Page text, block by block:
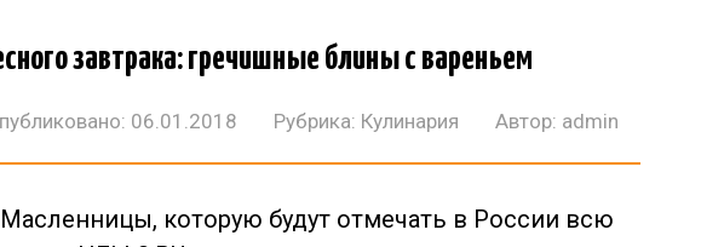
завтрака: гречишные блины с вареньем
06.01.2018 Рубрика: Кулинария Автор: admin
которую будут отмечать в России всю